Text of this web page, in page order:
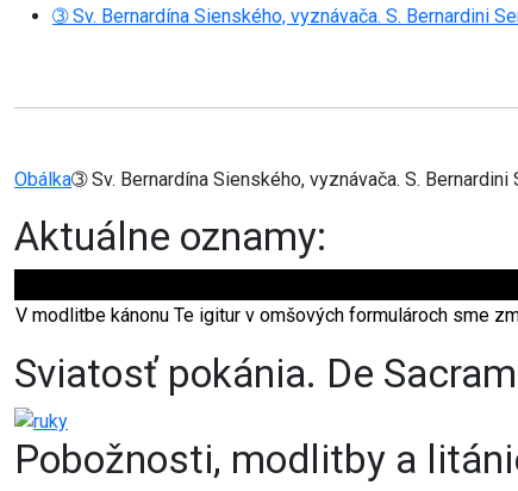
➂ Sv. Bernardína Sienského, vyznávača. S. Bernardini
Obálka➂ Sv. Bernardína Sienského, vyznávača. S.
Aktuálne oznamy:
V modlitbe kánonu Te igitur v omšových formulároch sme
Sviatosť pokánia. De
Pobožnosti, modlitby a